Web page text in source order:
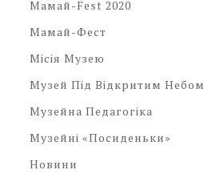
Мамай-Fest 2020
Мамай-Фест
Місія Музею
Музей Під Відкритим Небом
Музейна Педагогіка
Музейні «посиденьки»
Новини